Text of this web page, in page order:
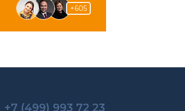
+605
+7 (499) 993 72 23